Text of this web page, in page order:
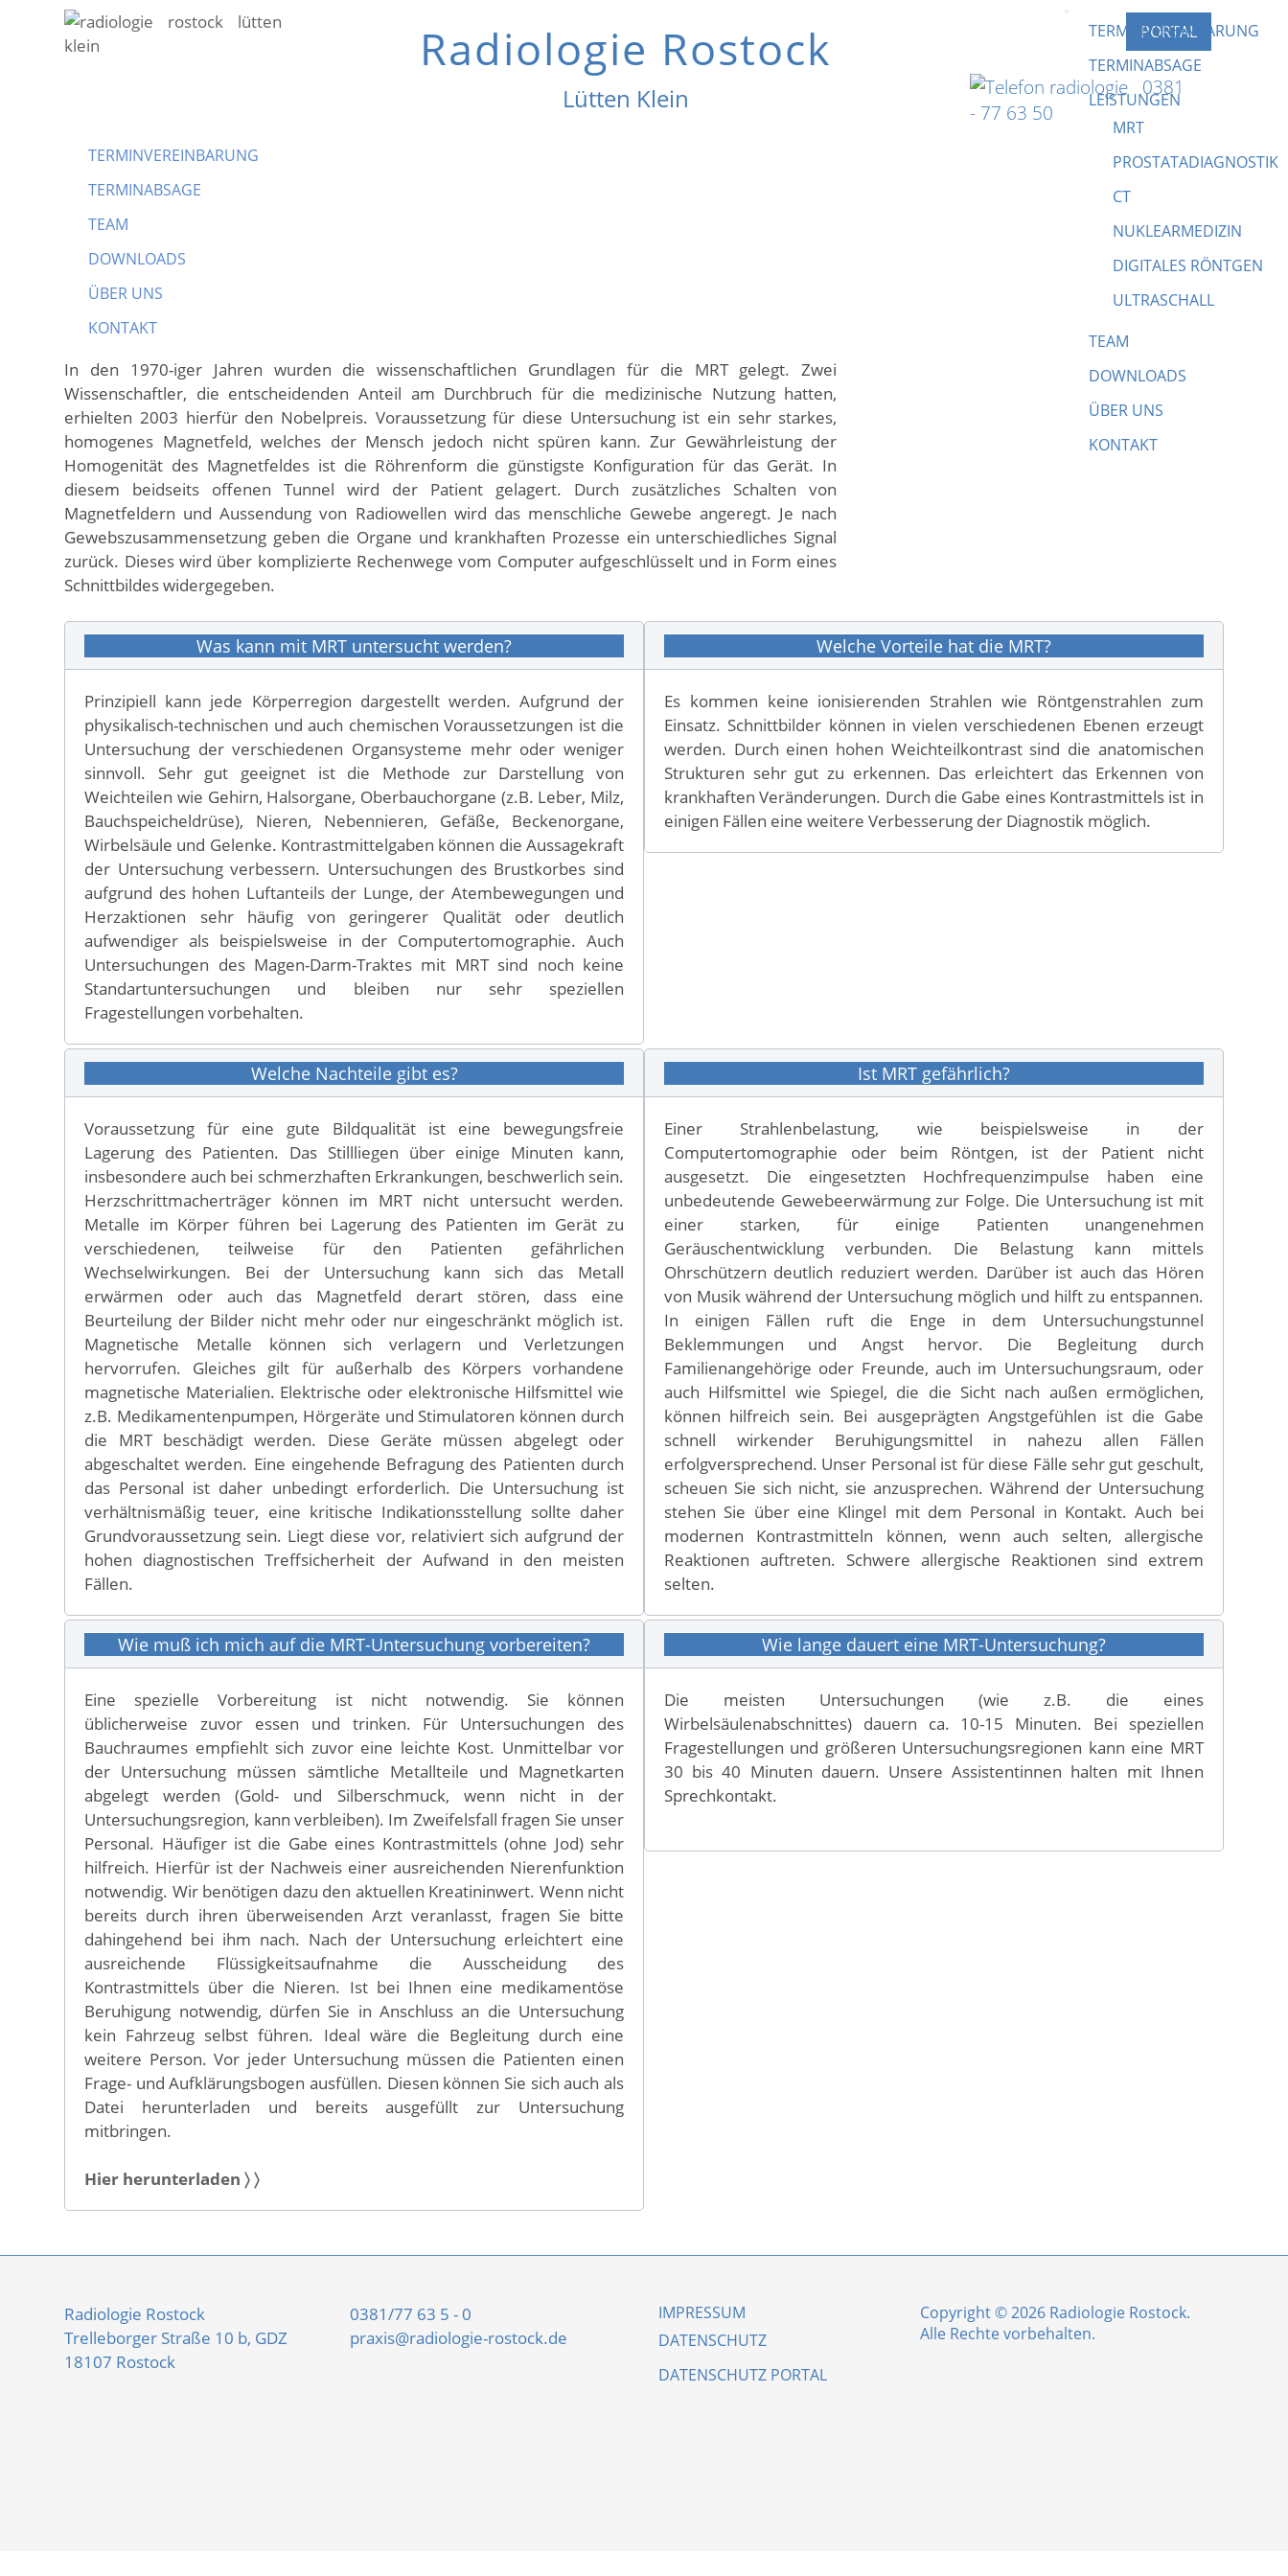
Radiologie Rostock
Lütten Klein
0381
- 77 63 50
TERMINVEREINBARUNG
TERMINABSAGE
TEAM
DOWNLOADS
ÜBER UNS
KONTAKT
TERMINVEREINBARUNG
TERMINABSAGE
LEISTUNGEN
MRT
PROSTATADIAGNOSTIK
CT
NUKLEARMEDIZIN
DIGITALES RÖNTGEN
ULTRASCHALL
TEAM
DOWNLOADS
ÜBER UNS
KONTAKT
PORTAL
In den 1970-iger Jahren wurden die wissenschaftlichen Grundlagen für die MRT gelegt. Zwei
Wissenschaftler, die entscheidenden Anteil am Durchbruch für die medizinische Nutzung hatten,
erhielten 2003 hierfür den Nobelpreis. Voraussetzung für diese Untersuchung ist ein sehr starkes,
homogenes Magnetfeld, welches der Mensch jedoch nicht spüren kann. Zur Gewährleistung der
Homogenität des Magnetfeldes ist die Röhrenform die günstigste Konfiguration für das Gerät. In
diesem beidseits offenen Tunnel wird der Patient gelagert. Durch zusätzliches Schalten von
Magnetfeldern und Aussendung von Radiowellen wird das menschliche Gewebe angeregt. Je nach
Gewebszusammensetzung geben die Organe und krankhaften Prozesse ein unterschiedliches Signal
zurück. Dieses wird über komplizierte Rechenwege vom Computer aufgeschlüsselt und in Form eines
Schnittbildes widergegeben.
Was kann mit MRT untersucht werden?
Prinzipiell kann jede Körperregion dargestellt werden. Aufgrund der
physikalisch-technischen und auch chemischen Voraussetzungen ist die
Untersuchung der verschiedenen Organsysteme mehr oder weniger
sinnvoll. Sehr gut geeignet ist die Methode zur Darstellung von
Weichteilen wie Gehirn, Halsorgane, Oberbauchorgane (z.B. Leber, Milz,
Bauchspeicheldrüse), Nieren, Nebennieren, Gefäße, Beckenorgane,
Wirbelsäule und Gelenke. Kontrastmittelgaben können die Aussagekraft
der Untersuchung verbessern. Untersuchungen des Brustkorbes sind
aufgrund des hohen Luftanteils der Lunge, der Atembewegungen und
Herzaktionen sehr häufig von geringerer Qualität oder deutlich
aufwendiger als beispielsweise in der Computertomographie. Auch
Untersuchungen des Magen-Darm-Traktes mit MRT sind noch keine
Standartuntersuchungen und bleiben nur sehr speziellen
Fragestellungen vorbehalten.
Welche Vorteile hat die MRT?
Es kommen keine ionisierenden Strahlen wie Röntgenstrahlen zum
Einsatz. Schnittbilder können in vielen verschiedenen Ebenen erzeugt
werden. Durch einen hohen Weichteilkontrast sind die anatomischen
Strukturen sehr gut zu erkennen. Das erleichtert das Erkennen von
krankhaften Veränderungen. Durch die Gabe eines Kontrastmittels ist in
einigen Fällen eine weitere Verbesserung der Diagnostik möglich.
Welche Nachteile gibt es?
Voraussetzung für eine gute Bildqualität ist eine bewegungsfreie
Lagerung des Patienten. Das Stillliegen über einige Minuten kann,
insbesondere auch bei schmerzhaften Erkrankungen, beschwerlich sein.
Herzschrittmacherträger können im MRT nicht untersucht werden.
Metalle im Körper führen bei Lagerung des Patienten im Gerät zu
verschiedenen, teilweise für den Patienten gefährlichen
Wechselwirkungen. Bei der Untersuchung kann sich das Metall
erwärmen oder auch das Magnetfeld derart stören, dass eine
Beurteilung der Bilder nicht mehr oder nur eingeschränkt möglich ist.
Magnetische Metalle können sich verlagern und Verletzungen
hervorrufen. Gleiches gilt für außerhalb des Körpers vorhandene
magnetische Materialien. Elektrische oder elektronische Hilfsmittel wie
z.B. Medikamentenpumpen, Hörgeräte und Stimulatoren können durch
die MRT beschädigt werden. Diese Geräte müssen abgelegt oder
abgeschaltet werden. Eine eingehende Befragung des Patienten durch
das Personal ist daher unbedingt erforderlich. Die Untersuchung ist
verhältnismäßig teuer, eine kritische Indikationsstellung sollte daher
Grundvoraussetzung sein. Liegt diese vor, relativiert sich aufgrund der
hohen diagnostischen Treffsicherheit der Aufwand in den meisten
Fällen.
Ist MRT gefährlich?
Einer Strahlenbelastung, wie beispielsweise in der
Computertomographie oder beim Röntgen, ist der Patient nicht
ausgesetzt. Die eingesetzten Hochfrequenzimpulse haben eine
unbedeutende Gewebeerwärmung zur Folge. Die Untersuchung ist mit
einer starken, für einige Patienten unangenehmen
Geräuschentwicklung verbunden. Die Belastung kann mittels
Ohrschützern deutlich reduziert werden. Darüber ist auch das Hören
von Musik während der Untersuchung möglich und hilft zu entspannen.
In einigen Fällen ruft die Enge in dem Untersuchungstunnel
Beklemmungen und Angst hervor. Die Begleitung durch
Familienangehörige oder Freunde, auch im Untersuchungsraum, oder
auch Hilfsmittel wie Spiegel, die die Sicht nach außen ermöglichen,
können hilfreich sein. Bei ausgeprägten Angstgefühlen ist die Gabe
schnell wirkender Beruhigungsmittel in nahezu allen Fällen
erfolgversprechend. Unser Personal ist für diese Fälle sehr gut geschult,
scheuen Sie sich nicht, sie anzusprechen. Während der Untersuchung
stehen Sie über eine Klingel mit dem Personal in Kontakt. Auch bei
modernen Kontrastmitteln können, wenn auch selten, allergische
Reaktionen auftreten. Schwere allergische Reaktionen sind extrem
selten.
Wie muß ich mich auf die MRT-Untersuchung vorbereiten?
Eine spezielle Vorbereitung ist nicht notwendig. Sie können
üblicherweise zuvor essen und trinken. Für Untersuchungen des
Bauchraumes empfiehlt sich zuvor eine leichte Kost. Unmittelbar vor
der Untersuchung müssen sämtliche Metallteile und Magnetkarten
abgelegt werden (Gold- und Silberschmuck, wenn nicht in der
Untersuchungsregion, kann verbleiben). Im Zweifelsfall fragen Sie unser
Personal. Häufiger ist die Gabe eines Kontrastmittels (ohne Jod) sehr
hilfreich. Hierfür ist der Nachweis einer ausreichenden Nierenfunktion
notwendig. Wir benötigen dazu den aktuellen Kreatininwert. Wenn nicht
bereits durch ihren überweisenden Arzt veranlasst, fragen Sie bitte
dahingehend bei ihm nach. Nach der Untersuchung erleichtert eine
ausreichende Flüssigkeitsaufnahme die Ausscheidung des
Kontrastmittels über die Nieren. Ist bei Ihnen eine medikamentöse
Beruhigung notwendig, dürfen Sie in Anschluss an die Untersuchung
kein Fahrzeug selbst führen. Ideal wäre die Begleitung durch eine
weitere Person. Vor jeder Untersuchung müssen die Patienten einen
Frage- und Aufklärungsbogen ausfüllen. Diesen können Sie sich auch als
Datei herunterladen und bereits ausgefüllt zur Untersuchung
mitbringen.
Hier herunterladen 〉 〉
Wie lange dauert eine MRT-Untersuchung?
Die meisten Untersuchungen (wie z.B. die eines
Wirbelsäulenabschnittes) dauern ca. 10-15 Minuten. Bei speziellen
Fragestellungen und größeren Untersuchungsregionen kann eine MRT
30 bis 40 Minuten dauern. Unsere Assistentinnen halten mit Ihnen
Sprechkontakt.
Radiologie Rostock
Trelleborger Straße 10 b, GDZ
18107 Rostock
0381/77 63 5 - 0
praxis@radiologie-rostock.de
IMPRESSUM
DATENSCHUTZ
DATENSCHUTZ PORTAL
Copyright © 2026 Radiologie Rostock.
Alle Rechte vorbehalten.